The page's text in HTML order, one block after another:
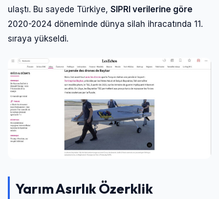
ulaştı. Bu sayede Türkiye, SIPRI verilerine göre
2020-2024 döneminde dünya silah ihracatında 11.
sıraya yükseldi.
Yarım Asırlık Özerklik